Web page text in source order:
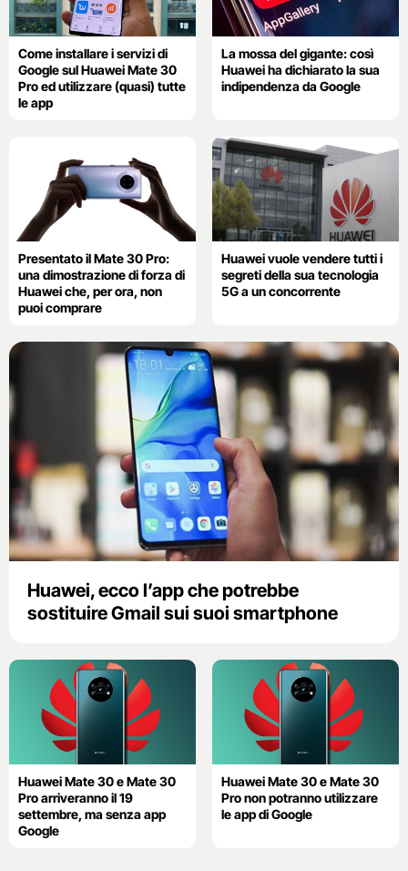
Come installare i servizi di
Google sul Huawei Mate 30
Pro ed utilizzare (quasi) tutte
le app
La mossa del gigante: così
Huawei ha dichiarato la sua
indipendenza da Google
Presentato il Mate 30 Pro:
una dimostrazione di forza di
Huawei che, per ora, non
puoi comprare
Huawei vuole vendere tutti i
segreti della sua tecnologia
5G a un concorrente
Huawei, ecco l’app che potrebbe
sostituire Gmail sui suoi smartphone
Huawei Mate 30 e Mate 30
Pro arriveranno il 19
settembre, ma senza app
Google
Huawei Mate 30 e Mate 30
Pro non potranno utilizzare
le app di Google